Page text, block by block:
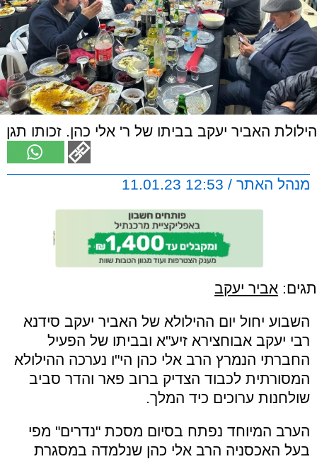
הילולת האביר יעקב בביתו של ר' אלי כהן. זכותו תגן
מנהל האתר / 12:53 11.01.23
תגים: אביר יעקב
השבוע יחול יום ההילולא של האביר יעקב סידנא
רבי יעקב אבוחצירא זיע"א ובביתו של הפעיל
החברתי הנמרץ הרב אלי כהן הי"ו נערכה ההילולא
המסורתית לכבוד הצדיק ברוב פאר והדר סביב
שולחנות ערוכים כיד המלך.
הערב המיוחד נפתח בסיום מסכת "נדרים" מפי
בעל האכסניה הרב אלי כהן שנלמדה במסגרת